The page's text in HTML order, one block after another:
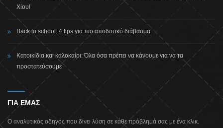
Χίου!
Back to school: 4 tips για πιο αποδοτικό διάβασμα
Κατοικίδια και καλοκαίρι: Όλα όσα πρέπει να κάνουμε για να τα
προστατεύσουμε
ΓΙΑ ΕΜΑΣ
Ο αναλυτικός οδηγός που δίνει λύση σε κάθε πρόβλημά σας με ένα κλικ.